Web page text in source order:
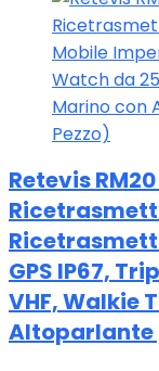
Retevis
GPS IP67,
VHF, Walkie
Altoparlante